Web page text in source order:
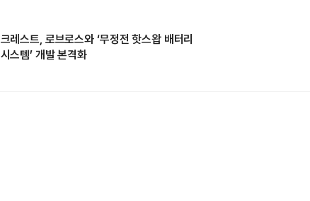
크레스트, 로브로스와 ‘무정전 핫스왑 배터리
시스템’ 개발 본격화